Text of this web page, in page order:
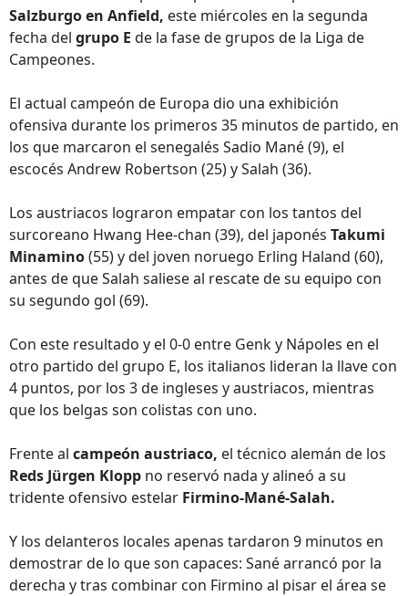
Salzburgo en Anfield, este miércoles en la segunda
fecha del grupo E de la fase de grupos de la Liga de
Campeones.
El actual campeón de Europa dio una exhibición
ofensiva durante los primeros 35 minutos de partido, en
los que marcaron el senegalés Sadio Mané (9), el
escocés Andrew Robertson (25) y Salah (36).
Los austriacos lograron empatar con los tantos del
surcoreano Hwang Hee-chan (39), del japonés Takumi
Minamino(55) y del joven noruego Erling Haland (60),
antes de que Salah saliese al rescate de su equipo con
su segundo gol (69).
Con este resultado y el 0-0 entre Genk y Nápoles en el
otro partido del grupo E, los italianos lideran la llave con
4 puntos, por los 3 de ingleses y austriacos, mientras
que los belgas son colistas con uno.
Frente al campeón austriaco, el técnico alemán de los
Reds Jürgen Klopp no reservó nada y alineó a su
tridente ofensivo estelar Firmino-Mané-Salah.
Y los delanteros locales apenas tardaron 9 minutos en
demostrar de lo que son capaces: Sané arrancó por la
derecha y tras combinar con Firmino al pisar el área se